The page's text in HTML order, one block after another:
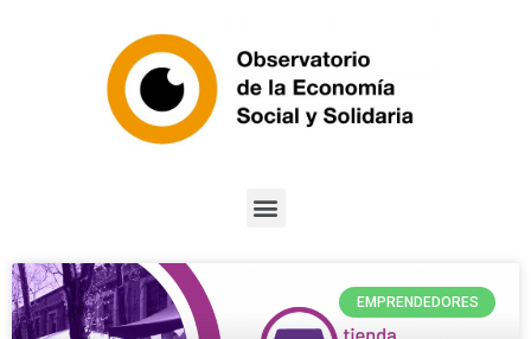
EMPRENDEDORES